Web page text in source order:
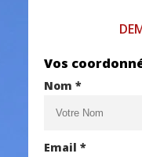
Vos
Nom *
Email *